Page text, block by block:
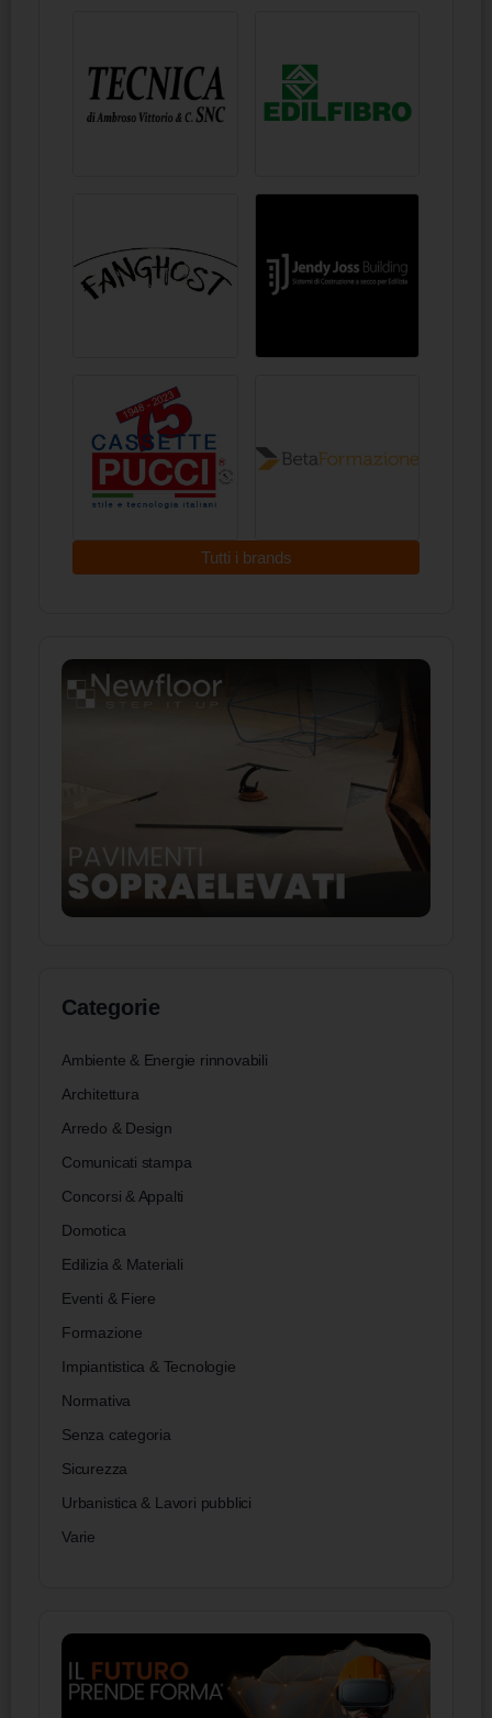
Tutti i brands
Categorie
Ambiente & Energie rinnovabili
Architettura
Arredo & Design
Comunicati stampa
Concorsi & Appalti
Domotica
Edilizia & Materiali
Eventi & Fiere
Formazione
Impiantistica & Tecnologie
Normativa
Senza categoria
Sicurezza
Urbanistica & Lavori pubblici
Varie